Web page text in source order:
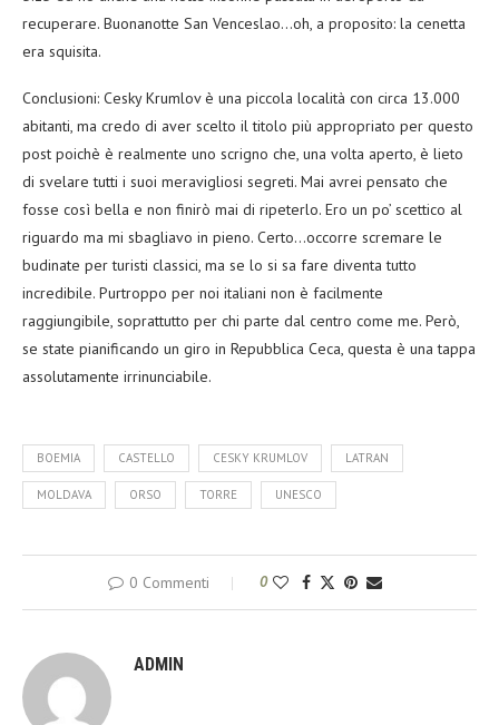
recuperare. Buonanotte San Venceslao…oh, a proposito: la cenetta
era squisita.
Conclusioni: Cesky Krumlov è una piccola località con circa 13.000
abitanti, ma credo di aver scelto il titolo più appropriato per questo
post poichè è realmente uno scrigno che, una volta aperto, è lieto
di svelare tutti i suoi meravigliosi segreti. Mai avrei pensato che
fosse così bella e non finirò mai di ripeterlo. Ero un po’ scettico al
riguardo ma mi sbagliavo in pieno. Certo…occorre scremare le
budinate per turisti classici, ma se lo si sa fare diventa tutto
incredibile. Purtroppo per noi italiani non è facilmente
raggiungibile, soprattutto per chi parte dal centro come me. Però,
se state pianificando un giro in Repubblica Ceca, questa è una tappa
assolutamente irrinunciabile.
BOEMIA CASTELLO CESKY KRUMLOV LATRAN
MOLDAVA ORSO TORRE UNESCO
0 Commenti 0
ADMIN